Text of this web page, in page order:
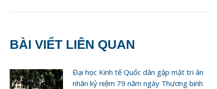
BÀI VIẾT LIÊN QUAN
Đại học Kinh tế Quốc dân gặp mặt tri ân
nhân kỷ niệm 79 năm ngày Thương binh